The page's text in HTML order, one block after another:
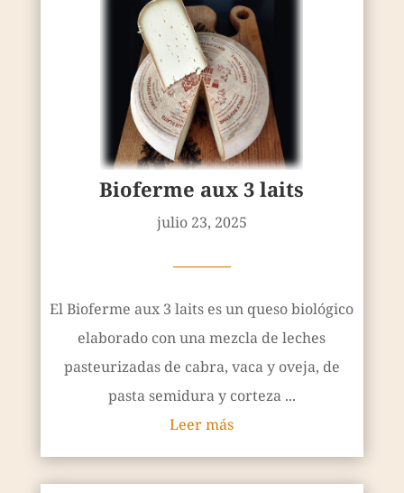
Bioferme aux 3 laits
julio 23, 2025
————
El Bioferme aux 3 laits es un queso biológico
elaborado con una mezcla de leches
pasteurizadas de cabra, vaca y oveja, de
pasta semidura y corteza ...
Leer más